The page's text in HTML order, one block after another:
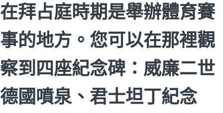
在拜占庭時期是舉辦體育賽
事的地方。您可以在那裡觀
察到四座紀念碑：威廉二世
德國噴泉、君士坦丁紀念